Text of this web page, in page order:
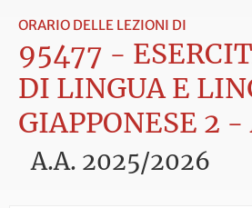
ORARIO DELLE LEZIONI DI
95477 -
DI LINGUA E
GIAPPONESE 2 -
A.A. 2025/2026